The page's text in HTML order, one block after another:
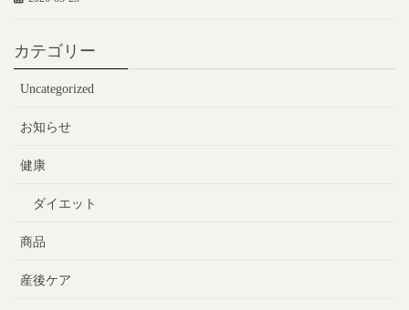
カテゴリー
Uncategorized
お知らせ
健康
ダイエット
商品
産後ケア